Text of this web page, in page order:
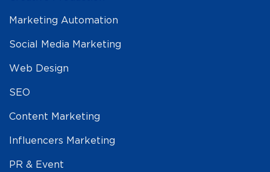
Marketing Automation
Social Media Marketing
Web Design
SEO
Content Marketing
Influencers Marketing
PR & Event